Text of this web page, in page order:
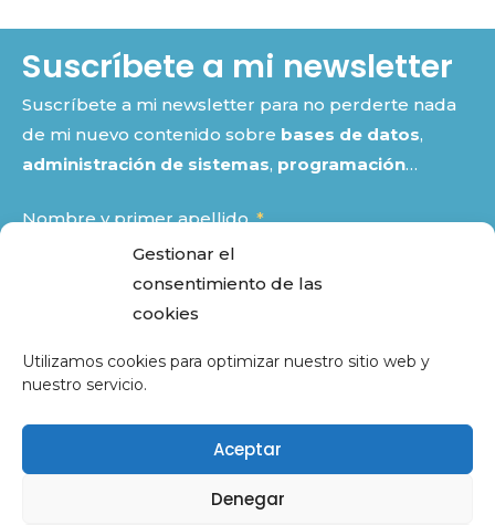
Gestionar el
consentimiento de las
cookies
Utilizamos cookies para optimizar nuestro sitio web y
nuestro servicio.
Aceptar
Denegar
Suscríbete a mi newsletter
Suscríbete a mi newsletter para no perderte nada
de mi nuevo contenido sobre bases de datos,
administración de sistemas, programación…
Nombre y primer apellido